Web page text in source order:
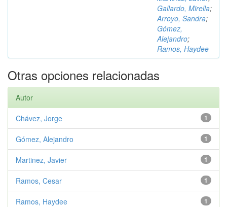
Gallardo, Mirella;
Arroyo, Sandra;
Gómez,
Alejandro;
Ramos, Haydee
Otras opciones relacionadas
Autor
1
Chávez, Jorge
1
Gómez, Alejandro
1
Martinez, Javier
1
Ramos, Cesar
1
Ramos, Haydee